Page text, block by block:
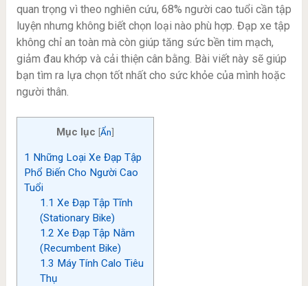
quan trọng vì theo nghiên cứu, 68% người cao tuổi cần tập
luyện nhưng không biết chọn loại nào phù hợp. Đạp xe tập
không chỉ an toàn mà còn giúp tăng sức bền tim mạch,
giảm đau khớp và cải thiện cân bằng. Bài viết này sẽ giúp
bạn tìm ra lựa chọn tốt nhất cho sức khỏe của mình hoặc
người thân.
Mục lục [Ẩn]
1 Những Loại Xe Đạp Tập
Phổ Biến Cho Người Cao
Tuổi
1.1 Xe Đạp Tập Tĩnh
(Stationary Bike)
1.2 Xe Đạp Tập Nằm
(Recumbent Bike)
1.3 Máy Tính Calo Tiêu
Thụ